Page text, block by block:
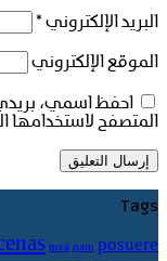
البريد الإلكتروني *
الموقع الإلكتروني
احفظ اسمي، بريدي
المتصفح لاستخدامها
Tags
mea nam posuere